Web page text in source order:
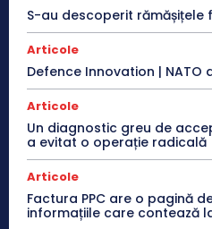
S-au descoperit rămășițele
Articole
Defence Innovation | NATO
Articole
Un diagnostic greu de
a evitat o operație radicală
Articole
Factura PPC are o pagină
informațiile care contează